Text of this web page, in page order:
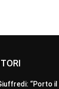
“Porto il